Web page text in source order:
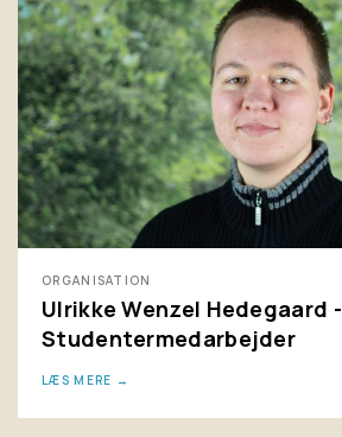
ORGANISATION
Ulrikke Wenzel Hedegaard -
Studentermedarbejder
LÆS MERE